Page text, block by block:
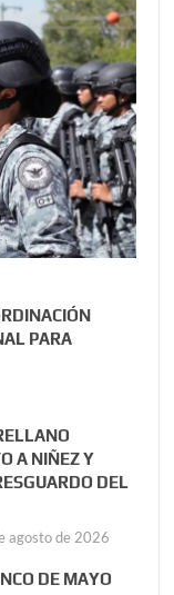
PARA
A NIÑEZ Y
DEL
agosto de 2026
DE MAYO